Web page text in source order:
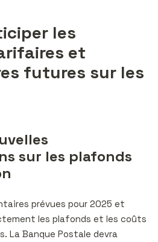
les
et
futures sur les
sur les plafonds
prévues pour 2025 et
les plafonds et les coûts
La Banque Postale devra